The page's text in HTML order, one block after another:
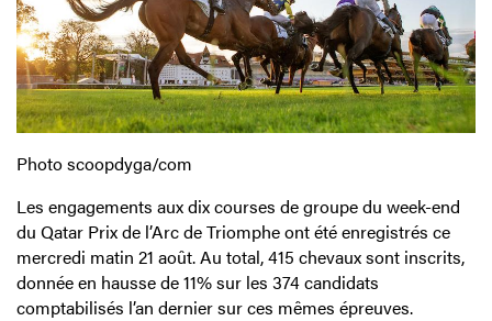
Photo scoopdyga/com
Les engagements aux dix courses de groupe du week-end
du Qatar Prix de l’Arc de Triomphe ont été enregistrés ce
mercredi matin 21 août. Au total, 415 chevaux sont inscrits,
donnée en hausse de 11% sur les 374 candidats
comptabilisés l’an dernier sur ces mêmes épreuves.